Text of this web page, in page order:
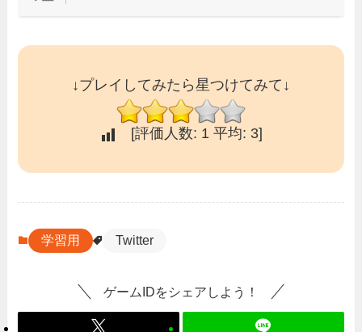
↓プレイしてみたら星つけてみて↓
[評価人数: 1 平均: 3]
学習用 Twitter
ゲームIDをシェアしよう！